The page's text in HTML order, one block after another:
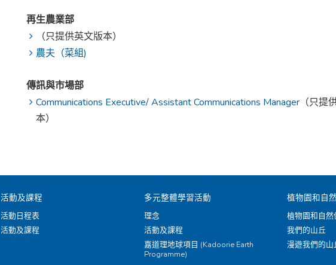
再生農業部
（只提供英文版本）
農夫（菜組)
傳訊與市場部
Communications Executive/ Assistant Communications Manager（只提
本）
活動及課程
活動日程表
活動及課程
多元整體學習活動
理念
活動及課程
嘉道理地球項目 (Kadoorie Earth
Programme)
植物園和自
植物園和自然
我們的山丘
漫遊我們的山